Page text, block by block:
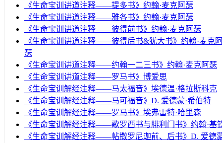
《生命宝训讲道注释——提多书》约翰·麦克阿瑟
《生命宝训讲道注释——雅各书》约翰·麦克阿瑟
《生命宝训讲道注释——彼得前书》约翰·麦克阿瑟
《生命宝训讲道注释——彼得后书&犹大书》约翰·麦克
瑟
《生命宝训讲道注释——约翰一二三书》约翰·麦克阿瑟
《生命宝训讲道注释——罗马书》博爱思
《生命宝训解经注释——马太福音》埃德温·格拉斯科克
《生命宝训解经注释——马可福音》D. 爱德蒙·希伯特
《生命宝训解经注释——罗马书》埃弗雷特·哈里森
《生命宝训解经注释——歌罗西书与腓利门书》约翰·基
《生命宝训解经注释——帖撒罗尼迦前、后书》D. 爱德